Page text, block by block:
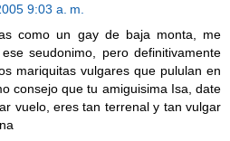
9:03 a. m.
como un gay de baja monta, me
seudonimo, pero definitivamente
mariquitas vulgares que pululan en
consejo que tu amiguisima Isa, date
vuelo, eres tan terrenal y tan vulgar